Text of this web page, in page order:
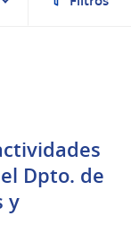
Dpto. de
y